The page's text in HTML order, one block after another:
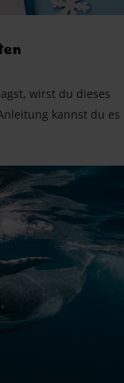
wirst du dieses
kannst du es